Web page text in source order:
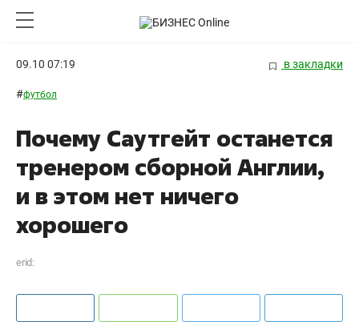
09.10 07:19 в закладки
#футбол
Почему Саутгейт останется
тренером сборной Англии,
и в этом нет ничего
хорошего
erid: